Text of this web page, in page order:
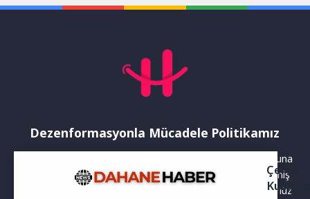
devam ediyor.Aydın
Dezenformasyonla Mücadele Politikamız
Yayınlanan haberler doğruluk ilkesi gözetilerek hazırlanır. Buna
rağmen bazı içeriklerde eksik, hatalı veya güncelliğini yitirmiş
bilgiler bulunabilir.Yanlış veya yanıltıcı olduğunu düşündüğünüz
Çerez